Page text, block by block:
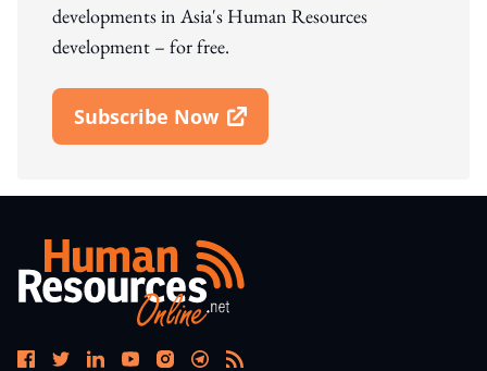
developments in Asia's Human Resources
development – for free.
Subscribe Now
Open In New Window